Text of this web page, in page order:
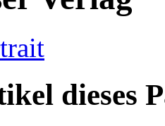
dieses